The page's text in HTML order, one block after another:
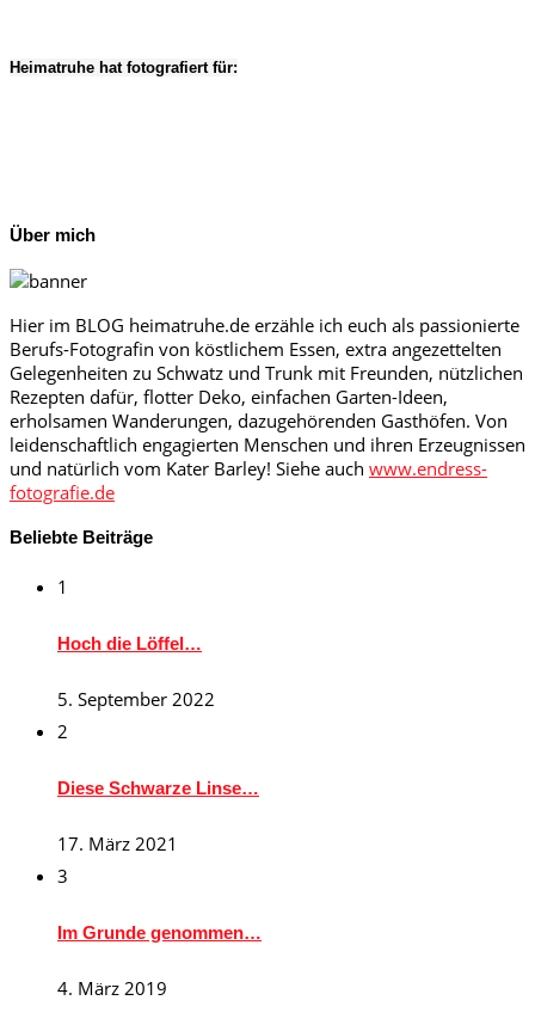
Heimatruhe hat fotografiert für:
Über mich
Hier im BLOG heimatruhe.de erzähle ich euch als passionierte
Berufs-Fotografin von köstlichem Essen, extra angezettelten
Gelegenheiten zu Schwatz und Trunk mit Freunden, nützlichen
Rezepten dafür, flotter Deko, einfachen Garten-Ideen,
erholsamen Wanderungen, dazugehörenden Gasthöfen. Von
leidenschaftlich engagierten Menschen und ihren Erzeugnissen
und natürlich vom Kater Barley! Siehe auch www.endress-
fotografie.de
Beliebte Beiträge
1
Hoch die Löffel…
5. September 2022
2
Diese Schwarze Linse…
17. März 2021
3
Im Grunde genommen…
4. März 2019